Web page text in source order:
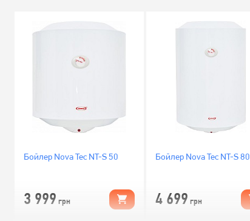
Бойлер Nova Tec NT-S 50
3 999 грн
Бойлер Nova Tec NT-S 80
4 699 грн